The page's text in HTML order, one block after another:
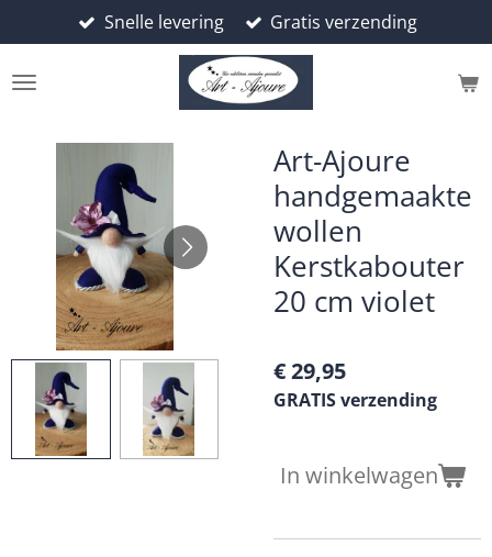
direct
naar
Snelle levering Gratis verzending
Art-Ajoure
handgemaakte
wollen
Kerstkabouter
20 cm violet
€ 29,95
GRATIS verzending
In winkelwagen